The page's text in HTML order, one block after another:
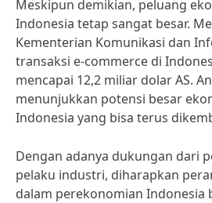
Meskipun demikian, peluang
Indonesia tetap sangat besar.
Kementerian Komunikasi dan
transaksi e-commerce di
mencapai 12,2 miliar dolar AS.
menunjukkan potensi besar
Indonesia yang bisa terus
Dengan adanya dukungan dari
pelaku industri, diharapkan
dalam perekonomian Indonesia